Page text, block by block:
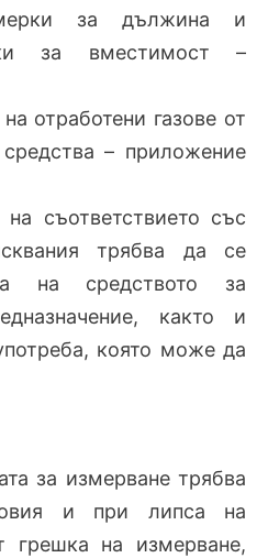
за дължина и
за вместимост –
отработени газове от
– приложение
съответствието със
трябва да се
на средството за
както и
която може да
за измерване трябва
и при липса на
на измерване,